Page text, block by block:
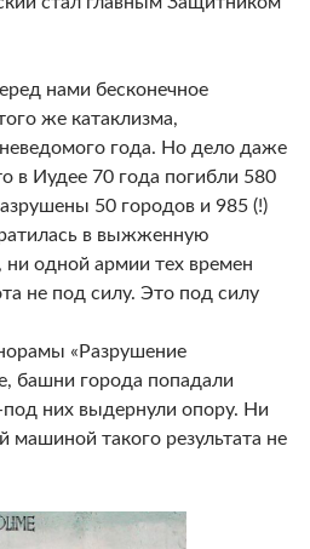
нами бесконечное
же катаклизма,
года. Но дело даже
в Иудее 70 года погибли 580
50 городов и 985 (!)
в выжженную
одной армии тех времен
не под силу. Это под силу
«Разрушение
башни города попадали
них выдернули опору. Ни
машиной такого результата не